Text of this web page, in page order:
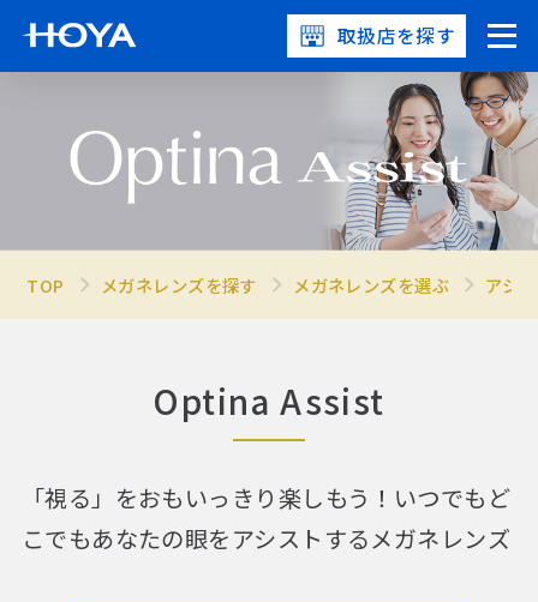
取扱店を探す
TOP メガネレンズを探す メガネレンズを選ぶ アシ
Optina Assist
「視る」をおもいっきり楽しもう！ いつでもど
こでもあなたの眼をアシストするメガネレンズ